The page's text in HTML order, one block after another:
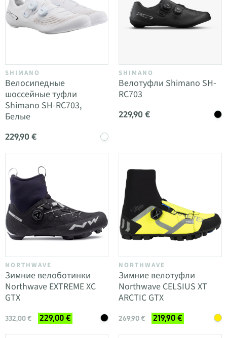
SHIMANO
Велосипедные
шоссейные туфли
Shimano SH-RC703,
Белые
229,90 €
SHIMANO
Велотуфли Shimano SH-
RC703
229,90 €
NORTHWAVE
Зимние велоботинки
Northwave EXTREME XC
GTX
332,00 € 229,00 €
NORTHWAVE
Зимние велотуфли
Northwave CELSIUS XT
ARCTIC GTX
269,90 € 219,90 €